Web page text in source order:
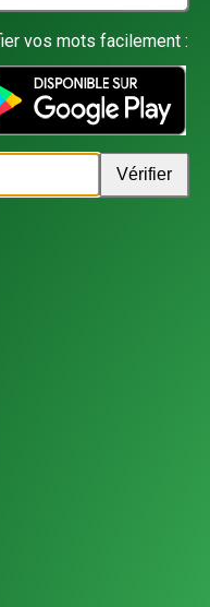
vos mots facilement :